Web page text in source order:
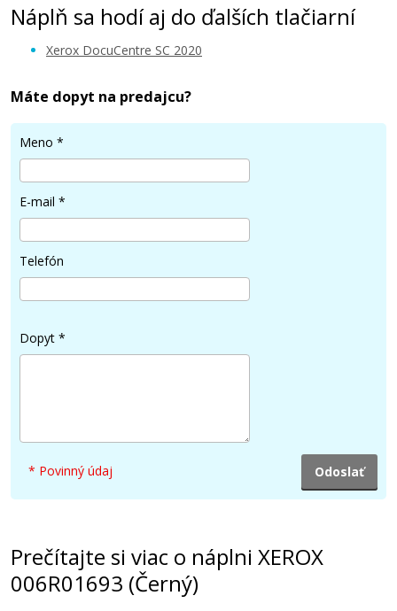
26,90 €
37,90 €
XEROX 006R01695 (Purpurový)
Náplň sa hodí aj do ďalších tlačiarní
Xerox DocuCentre SC 2020
Máte dopyt na predajcu?
Meno *
E-mail *
Telefón
Dopyt *
* Povinný údaj
Prečítajte si viac o náplni XEROX
006R01693 (Černý)